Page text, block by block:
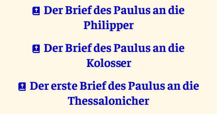
Der Brief des Paulus an die
Philipper
Der Brief des Paulus an die
Kolosser
Der erste Brief des Paulus an die
Thessalonicher